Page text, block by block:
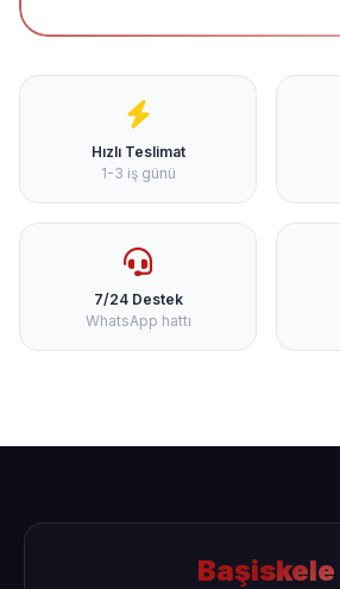
Hızlı Teslimat
1-3 iş günü
7/24 Destek
WhatsApp hattı
Başiskele